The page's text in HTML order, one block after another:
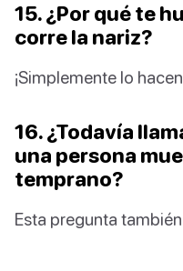
15. ¿Por qué te
corre la nariz?
¡Simplemente lo
16. ¿Todavía
una persona
temprano?
Esta pregunta